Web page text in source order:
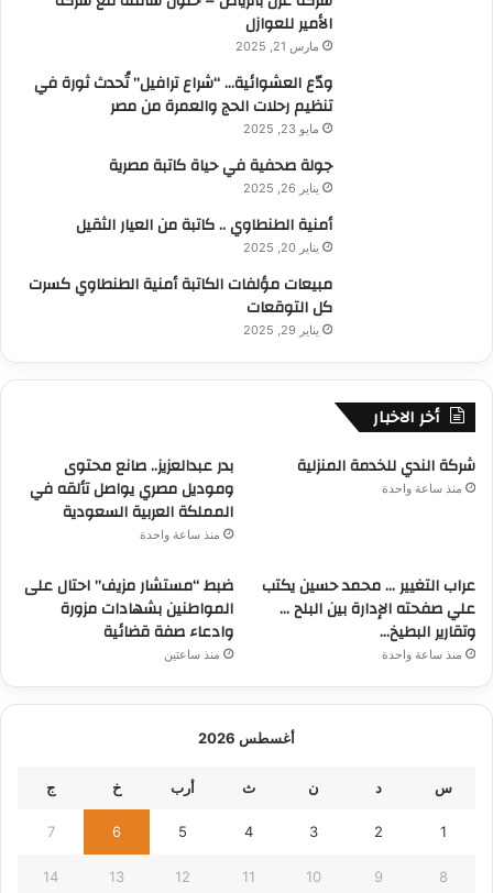
الأمير للعوازل
مارس 21, 2025
ودّع العشوائية… “شراع ترافيل” تُحدث ثورة في
تنظيم رحلات الحج والعمرة من مصر
مايو 23, 2025
جولة صحفية في حياة كاتبة مصرية
يناير 26, 2025
أمنية الطنطاوي .. كاتبة من العيار الثقيل
يناير 20, 2025
مبيعات مؤلفات الكاتبة أمنية الطنطاوي كسرت
كل التوقعات
يناير 29, 2025
أخر الاخبار
شركة الندي للخدمة المنزلية
منذ ساعة واحدة
بدر عبدالعزيز.. صانع محتوى
وموديل مصري يواصل تألقه في
المملكة العربية السعودية
منذ ساعة واحدة
عراب التغيير … محمد حسين يكتب
علي صفحته الإدارة بين البلح …
وتقارير البطيخ…
منذ ساعة واحدة
ضبط “مستشار مزيف” احتال على
المواطنين بشهادات مزورة
وادعاء صفة قضائية
منذ ساعتين
أغسطس 2026
س د ن ث أرب خ ج
1
2
3
4
5
6
7
8
9
10
11
12
13
14